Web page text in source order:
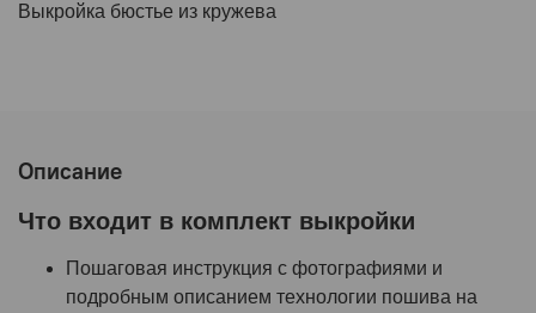
Выкройка бюстье из кружева
Описание
Что входит в комплект выкройки
Пошаговая инструкция с фотографиями и
подробным описанием технологии пошива на